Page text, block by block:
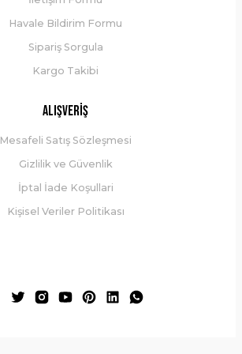
Havale Bildirim Formu
Sipariş Sorgula
Kargo Takibi
Alışveriş
Mesafeli Satış Sözleşmesi
Gizlilik ve Güvenlik
İptal İade Koşullari
Kişisel Veriler Politikası